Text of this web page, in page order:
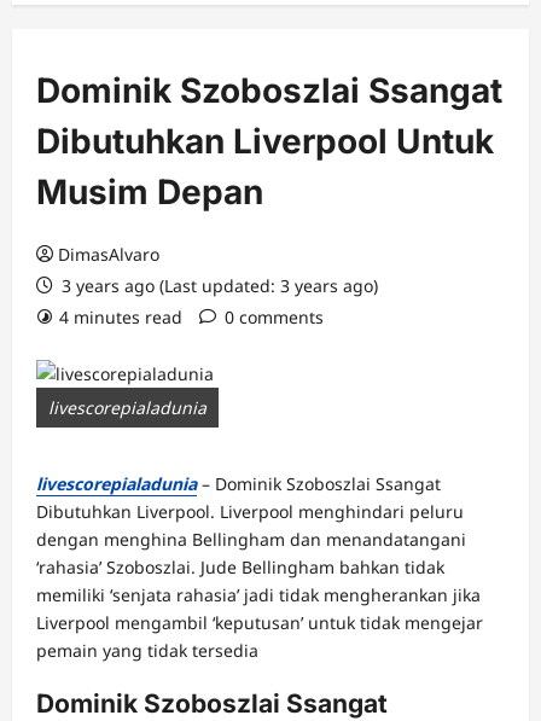
Dominik Szoboszlai Ssangat
Dibutuhkan Liverpool Untuk
Musim Depan
DimasAlvaro
3 years ago (Last updated: 3 years ago)
4 minutes read
0 comments
livescorepialadunia
livescorepialadunia– Dominik Szoboszlai Ssangat
Dibutuhkan Liverpool. Liverpool menghindari peluru
dengan menghina Bellingham dan menandatangani
‘rahasia’ Szoboszlai. Jude Bellingham bahkan tidak
memiliki ‘senjata rahasia’ jadi tidak mengherankan jika
Liverpool mengambil ‘keputusan’ untuk tidak mengejar
pemain yang tidak tersedia
Dominik Szoboszlai Ssangat